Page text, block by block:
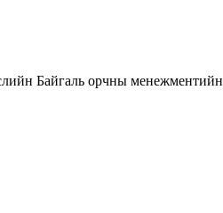
Байгаль орчны менежментийн